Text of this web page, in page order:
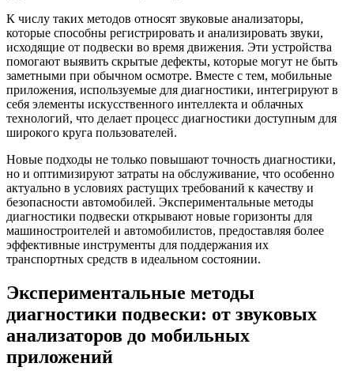
К числу таких методов относят звуковые анализаторы,
которые способны регистрировать и анализировать звуки,
исходящие от подвески во время движения. Эти устройства
помогают выявить скрытые дефекты, которые могут не быть
заметными при обычном осмотре. Вместе с тем, мобильные
приложения, используемые для диагностики, интегрируют в
себя элементы искусственного интеллекта и облачных
технологий, что делает процесс диагностики доступным для
широкого круга пользователей.
Новые подходы не только повышают точность диагностики,
но и оптимизируют затраты на обслуживание, что особенно
актуально в условиях растущих требований к качеству и
безопасности автомобилей. Экспериментальные методы
диагностики подвески открывают новые горизонты для
машиностроителей и автомобилистов, предоставляя более
эффективные инструменты для поддержания их
транспортных средств в идеальном состоянии.
Экспериментальные методы
диагностики подвески: от звуковых
анализаторов до мобильных
приложений